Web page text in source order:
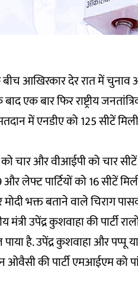
आखिरकार देर रात में चुनाव
एक बार फिर राष्ट्रीय
में एनडीए को 125 सीटें
चार और वीआईपी को चार
लेफ्ट पार्टियों को 16 सीटें
भक्त बताने वाले चिराग
उपेंद्र कुशवाहा की पार्टी
पाया है. उपेंद्र कुशवाहा और
ओवैसी की पार्टी एमआईएम को